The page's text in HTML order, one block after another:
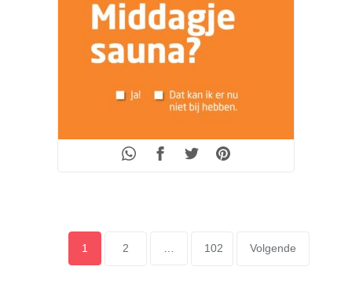
POSTS
PAGINATION
Page
1 Page
2 Page
102 Volgende